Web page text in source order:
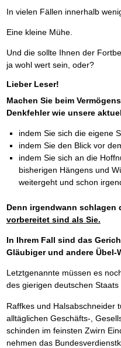
In vielen Fällen innerhalb
Eine kleine Mühe.
Und die sollte Ihnen der
ja wohl wert sein, oder?
Lieber Leser!
Machen Sie beim
Denkfehler wie unsere
indem Sie sich die eigene
indem Sie den Blick vor
indem Sie sich an die
bisherigen Hängens und
weitergeht und schon
Denn irgendwann schlagen
vorbereitet sind als Sie.
In Ihrem Fall sind das
Gläubiger und andere Übel-
Letztgenannte müssen es
des gierigen deutschen
Raffkes und Halsabschneider
alltäglichen Geschäfts-,
schinden im feinsten Zwirn
nehmen das